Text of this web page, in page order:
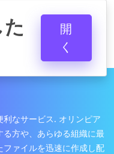
開
く
なサービス. オリンピア
方や、あらゆる組織に最
ァイルを迅速に作成し配